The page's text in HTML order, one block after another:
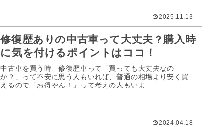
2025.11.13
修復歴ありの中古車って大丈夫？購入時
に気を付けるポイントはココ！
中古車を買う時、修復歴車って「買っても大丈夫なの
か？」って不安に思う人もいれば、普通の相場より安く買
えるので「お得やん！」って考えの人もいま...
2024.04.18